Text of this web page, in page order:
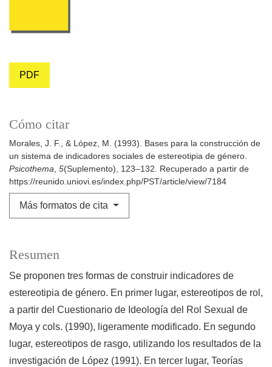
PDF
Cómo citar
Morales, J. F., & López, M. (1993). Bases para la construcción de
un sistema de indicadores sociales de estereotipia de género.
Psicothema, 5(Suplemento), 123–132. Recuperado a partir de
https://reunido.uniovi.es/index.php/PST/article/view/7184
Más formatos de cita
Resumen
Se proponen tres formas de construir indicadores de
estereotipia de género. En primer lugar, estereotipos de rol,
a partir del Cuestionario de Ideología del Rol Sexual de
Moya y cols. (1990), ligeramente modificado. En segundo
lugar, estereotipos de rasgo, utilizando los resultados de la
investigación de López (1991). En tercer lugar, Teorías